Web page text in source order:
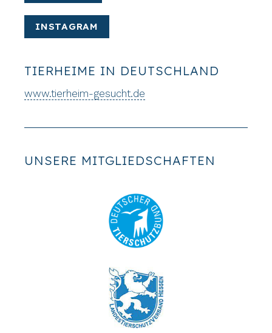
INSTAGRAM
TIERHEIME IN DEUTSCHLAND
www.tierheim-gesucht.de
UNSERE MITGLIEDSCHAFTEN